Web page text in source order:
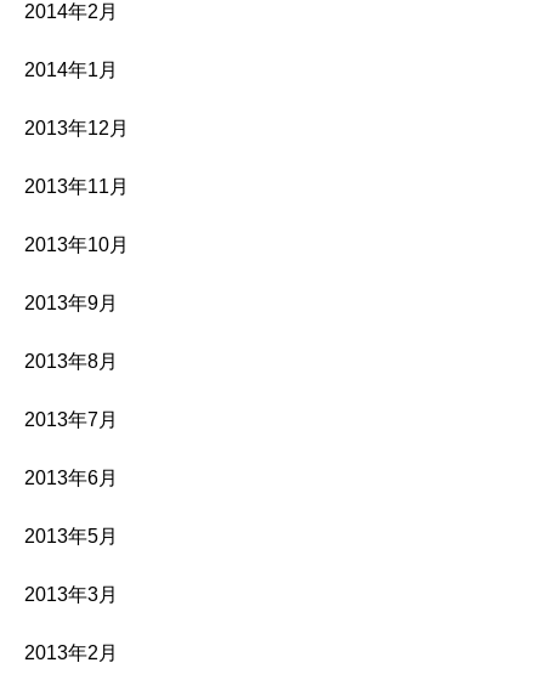
2014年2月
2014年1月
2013年12月
2013年11月
2013年10月
2013年9月
2013年8月
2013年7月
2013年6月
2013年5月
2013年3月
2013年2月